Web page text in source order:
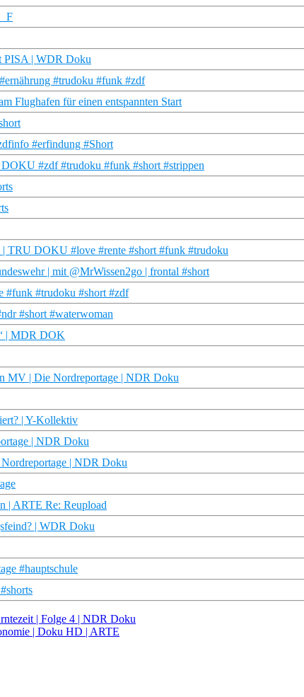
PISA | WDR Doku
#trudoku #funk #zdf
Flughafen für einen entspannten Start
#erfindung #Short
#zdf #trudoku #funk #short #strippen
TRU DOKU #love #rente #short #funk #trudoku
| mit @MrWissen2go | frontal #short
#funk #trudoku #short #zdf
#short #waterwoman
| MDR DOK
MV | Die Nordreportage | NDR Doku
| Y-Kollektiv
| NDR Doku
| NDR Doku
| ARTE Re: Reupload
| WDR Doku
#hauptschule
| Folge 4 | NDR Doku
| Doku HD | ARTE